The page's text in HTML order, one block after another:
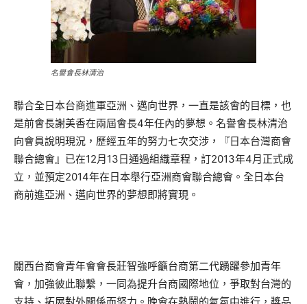
名譽會長林清治
聯合全日本台商進軍亞洲、邁向世界，一直是該會的目標，也
是前會長謝美香在兩屆會長4年任內的夢想。名譽會長林清治
向會員說明現況，歷經五年的努力七次交涉，『日本台灣商會
聯合總會』已在12月13日通過組織章程，訂2013年4月正式成
立，並預定2014年在日本舉行亞洲商會聯合總會。全日本台
商前進亞洲、邁向世界的夢想即將實現。
關西台商會青年會會長莊智強呼籲台商第二代踴躍參加青年
會，加強彼此聯繫，一同為提升台商國際地位，爭取對台灣的